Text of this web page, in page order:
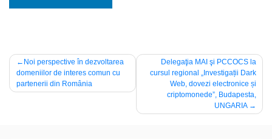
Navigare
în
articole
Noi perspective în dezvoltarea
domeniilor de interes comun cu
partenerii din România
Delegaţia MAI şi PCCOCS la
cursul regional „Investigații Dark
Web, dovezi electronice și
criptomonede”, Budapesta,
UNGARIA